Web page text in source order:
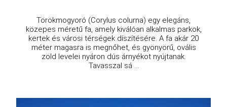
Törökmogyoró (Corylus colurna) egy elegáns,
közepes méretű fa, amely kiválóan alkalmas parkok,
kertek és városi térségek díszítésére. A fa akár 20
méter magasra is megnőhet, és gyönyörű, ovális
zöld levelei nyáron dús árnyékot nyújtanak.
Tavasszal sá ...